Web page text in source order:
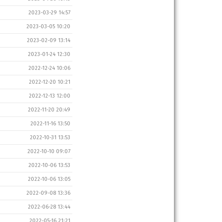
2023-03-29 14:57
2023-03-05 10:20
2023-02-09 13:14
2023-01-24 12:30
2022-12-24 10:06
2022-12-20 10:21
2022-12-13 12:00
2022-11-20 20:49
2022-11-16 13:50
2022-10-31 13:53
2022-10-10 09:07
2022-10-06 13:53
2022-10-06 13:05
2022-09-08 13:36
2022-06-28 13:44